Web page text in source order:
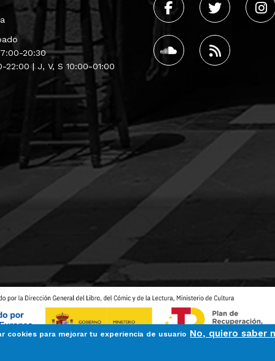
20:30
22:00 | J, V, S 10:00-01:00
cookies para mejorar tu experiencia de usuario No, quiero saber